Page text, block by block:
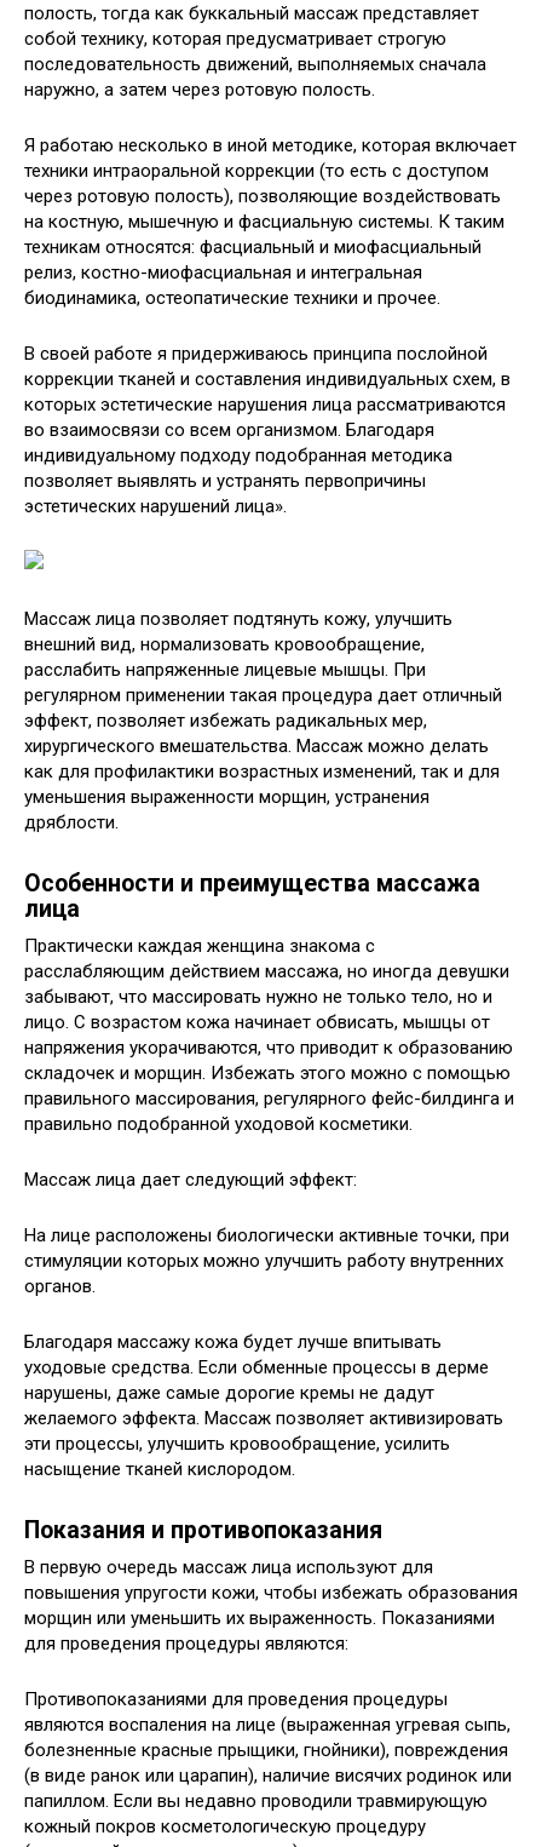
полость, тогда как буккальный массаж представляет
собой технику, которая предусматривает строгую
последовательность движений, выполняемых сначала
наружно, а затем через ротовую полость.
Я работаю несколько в иной методике, которая включает
техники интраоральной коррекции (то есть с доступом
через ротовую полость), позволяющие воздействовать
на костную, мышечную и фасциальную системы. К таким
техникам относятся: фасциальный и миофасциальный
релиз, костно-миофасциальная и интегральная
биодинамика, остеопатические техники и прочее.
В своей работе я придерживаюсь принципа послойной
коррекции тканей и составления индивидуальных схем, в
которых эстетические нарушения лица рассматриваются
во взаимосвязи со всем организмом. Благодаря
индивидуальному подходу подобранная методика
позволяет выявлять и устранять первопричины
эстетических нарушений лица».
Массаж лица позволяет подтянуть кожу, улучшить
внешний вид, нормализовать кровообращение,
расслабить напряженные лицевые мышцы. При
регулярном применении такая процедура дает отличный
эффект, позволяет избежать радикальных мер,
хирургического вмешательства. Массаж можно делать
как для профилактики возрастных изменений, так и для
уменьшения выраженности морщин, устранения
дряблости.
Особенности и преимущества массажа
лица
Практически каждая женщина знакома с
расслабляющим действием массажа, но иногда девушки
забывают, что массировать нужно не только тело, но и
лицо. С возрастом кожа начинает обвисать, мышцы от
напряжения укорачиваются, что приводит к образованию
складочек и морщин. Избежать этого можно с помощью
правильного массирования, регулярного фейс-билдинга и
правильно подобранной уходовой косметики.
Массаж лица дает следующий эффект:
На лице расположены биологически активные точки, при
стимуляции которых можно улучшить работу внутренних
органов.
Благодаря массажу кожа будет лучше впитывать
уходовые средства. Если обменные процессы в дерме
нарушены, даже самые дорогие кремы не дадут
желаемого эффекта. Массаж позволяет активизировать
эти процессы, улучшить кровообращение, усилить
насыщение тканей кислородом.
Показания и противопоказания
В первую очередь массаж лица используют для
повышения упругости кожи, чтобы избежать образования
морщин или уменьшить их выраженность. Показаниями
для проведения процедуры являются:
Противопоказаниями для проведения процедуры
являются воспаления на лице (выраженная угревая сыпь,
болезненные красные прыщики, гнойники), повреждения
(в виде ранок или царапин), наличие висячих родинок или
папиллом. Если вы недавно проводили травмирующую
кожный покров косметологическую процедуру